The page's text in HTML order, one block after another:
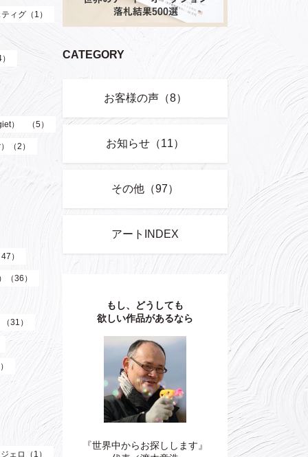
ィグ（1）
） （5）
（2）
）
（36）
31）
ェロ（1）
CATEGORY
お客様の声（8）
お知らせ（11）
その他（97）
アートINDEX
もし、どうしても
欲しい作品があるなら
『世界中からお探しします』